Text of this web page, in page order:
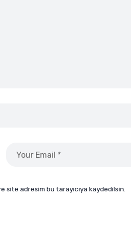
site adresim bu tarayıcıya kaydedilsin.